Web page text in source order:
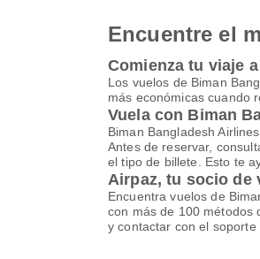
Encuentre el
Comienza tu viaje
Los vuelos de Biman
más económicas cuando
Vuela con Biman
Biman Bangladesh
Antes de reservar,
el tipo de billete. Esto te
Airpaz, tu socio de
Encuentra vuelos de
con más de 100 métodos
y contactar con el